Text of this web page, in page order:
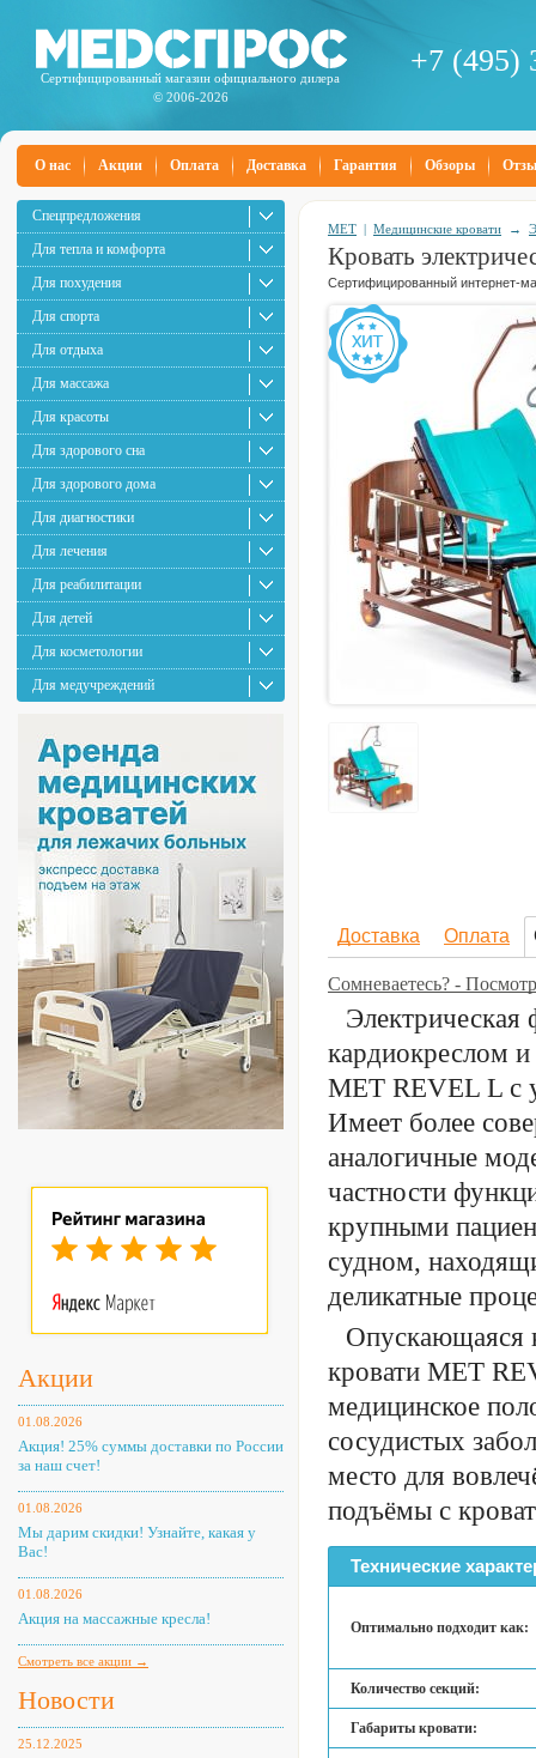
Сертифицированный магазин официального дилера
© 2006-2026
+7 (495)
О нас Акции Оплата Доставка Гарантия Обзоры
Спецпредложения
Для тепла и комфорта
Для похудения
Для спорта
Для отдыха
Для массажа
Для красоты
Для здорового сна
Для здорового дома
Для диагностики
Для лечения
Для реабилитации
Для детей
Для косметологии
Для медучреждений
Акции
01.08.2026
Акция! 25% суммы доставки по России
за наш счет!
01.08.2026
Мы дарим скидки! Узнайте, какая у
Вас!
01.08.2026
Акция на массажные кресла!
Смотреть все акции →
Новости
25.12.2025
MET | Медицинские кровати →
Кровать
Сертифицированный интернет-
Доставка Оплата
Сомневаетесь? -
Электрическая
кардиокреслом
MET REVEL L с
Имеет более
аналогичные
частности
крупными
судном,
деликатные
Опускающаяся
кровати MET
медицинское
сосудистых
место для
подъёмы с
Технические
Оптимально подходит как:
Количество секций:
Габариты кровати: